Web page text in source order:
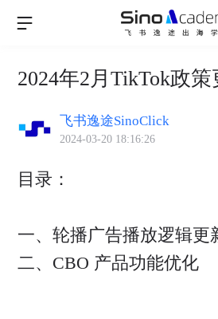
2024年2月TikTok政策
飞书逸途SinoClick
2024-03-20 18:16:26
目录：
一、轮播广告播放逻辑更
二、CBO 产品功能优化